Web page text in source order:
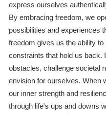
express ourselves
By embracing freedom, we
possibilities and experiences
freedom gives us the ability
constraints that hold us back.
obstacles, challenge societal
envision for ourselves. When
our inner strength and
through life's ups and downs